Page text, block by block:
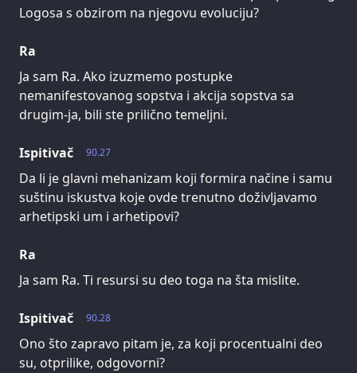
Logosa s obzirom na njegovu evoluciju?
Ra
Ja sam Ra. Ako izuzmemo postupke
nemanifestovanog sopstva i akcija sopstva sa
drugim-ja, bili ste prilično temeljni.
90.27
Ispitivač
Da li je glavni mehanizam koji formira načine i samu
suštinu iskustva koje ovde trenutno doživljavamo
arhetipski um i arhetipovi?
Ra
Ja sam Ra. Ti resursi su deo toga na šta mislite.
90.28
Ispitivač
Ono što zapravo pitam je, za koji procentualni deo
su, otprilike, odgovorni?